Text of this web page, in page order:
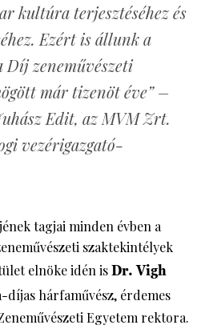
kultúra terjesztéséhez és
Ezért is állunk a
zeneművészeti
már tizenöt éve” –
Edit, az MVM Zrt.
vezérigazgató-
tagjai minden évben a
szaktekintélyek
elnöke idén isDr. Vigh
díjas hárfaművész, érdemes
Egyetem rektora.